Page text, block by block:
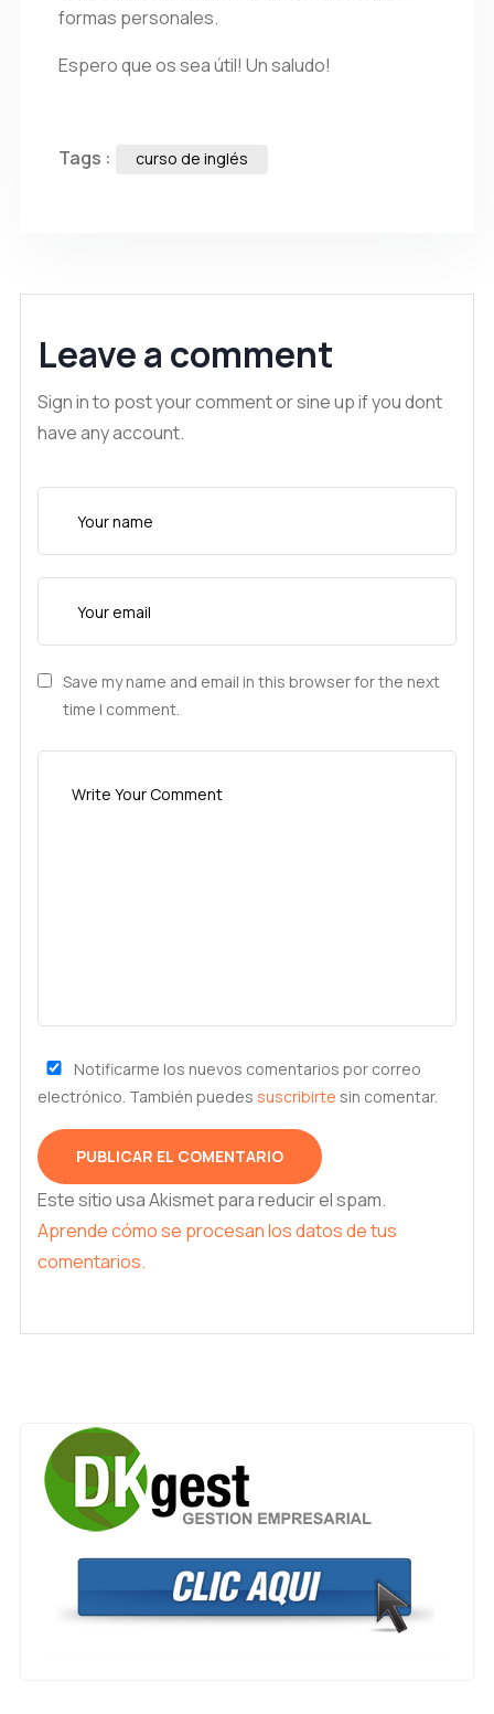
formas personales.
Espero que os sea útil! Un saludo!
Tags : curso de inglés
Leave a comment
Sign in to post your comment or sine up if you dont
have any account.
Save my name and email in this browser for the next
time I comment.
Notificarme los nuevos comentarios por correo
electrónico. También puedes suscribirte sin comentar.
Este sitio usa Akismet para reducir el spam.
Aprende cómo se procesan los datos de tus
comentarios.